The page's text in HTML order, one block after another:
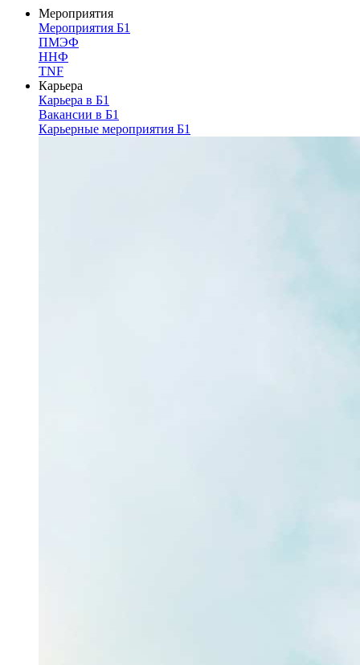
Мероприятия
Мероприятия Б1
ПМЭФ
ННФ
TNF
Карьера
Карьера в Б1
Вакансии в Б1
Карьерные мероприятия Б1